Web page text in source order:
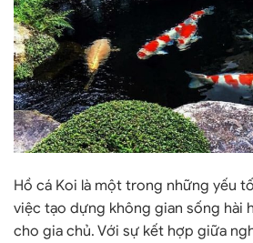
Hồ cá Koi là một trong những yếu
việc tạo dựng không gian sống hài
cho gia chủ. Với sự kết hợp giữa